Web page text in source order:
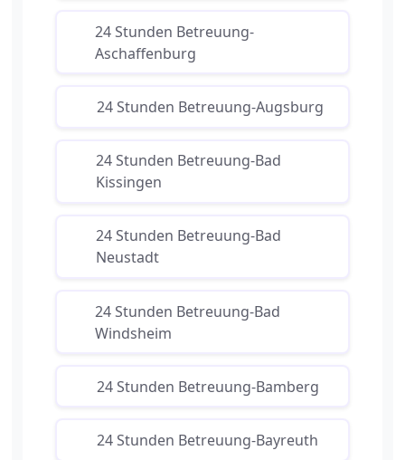
24 Stunden Betreuung-
Aschaffenburg
24 Stunden Betreuung-Augsburg
24 Stunden Betreuung-Bad
Kissingen
24 Stunden Betreuung-Bad
Neustadt
24 Stunden Betreuung-Bad
Windsheim
24 Stunden Betreuung-Bamberg
24 Stunden Betreuung-Bayreuth